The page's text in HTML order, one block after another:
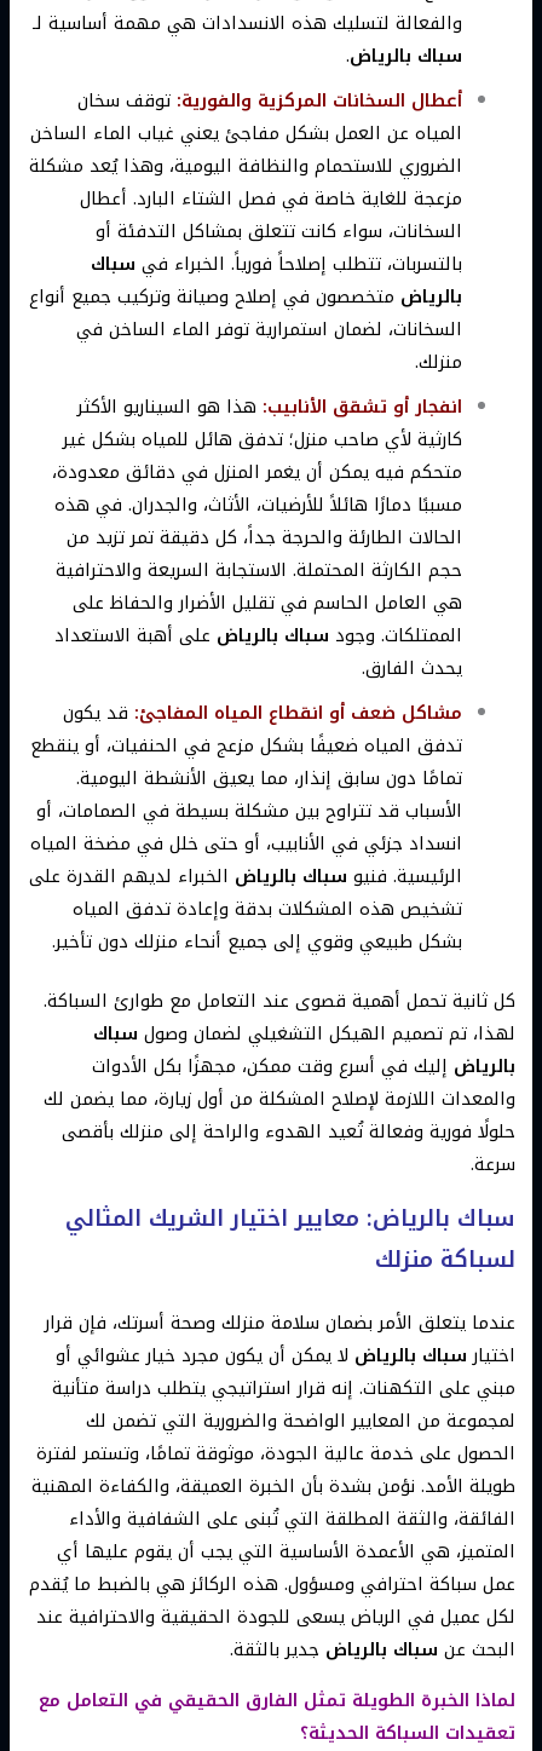
والفعالة لتسليك هذه الانسدادات هي مهمة أساسية لـ
سباك بالرياض.
أعطال السخانات المركزية والفورية: توقف سخان
المياه عن العمل بشكل مفاجئ يعني غياب الماء الساخن
الضروري للاستحمام والنظافة اليومية، وهذا يُعد مشكلة
مزعجة للغاية خاصة في فصل الشتاء البارد. أعطال
السخانات، سواء كانت تتعلق بمشاكل التدفئة أو
بالتسربات، تتطلب إصلاحاً فورياً. الخبراء في سباك
بالرياض متخصصون في إصلاح وصيانة وتركيب جميع أنواع
السخانات، لضمان استمرارية توفر الماء الساخن في
منزلك.
انفجار أو تشقق الأنابيب: هذا هو السيناريو الأكثر
كارثية لأي صاحب منزل؛ تدفق هائل للمياه بشكل غير
متحكم فيه يمكن أن يغمر المنزل في دقائق معدودة،
مسببًا دمارًا هائلاً للأرضيات، الأثاث، والجدران. في هذه
الحالات الطارئة والحرجة جداً، كل دقيقة تمر تزيد من
حجم الكارثة المحتملة. الاستجابة السريعة والاحترافية
هي العامل الحاسم في تقليل الأضرار والحفاظ على
الممتلكات. وجود سباك بالرياض على أهبة الاستعداد
يحدث الفارق.
مشاكل ضعف أو انقطاع المياه المفاجئ: قد يكون
تدفق المياه ضعيفًا بشكل مزعج في الحنفيات، أو ينقطع
تمامًا دون سابق إنذار، مما يعيق الأنشطة اليومية.
الأسباب قد تتراوح بين مشكلة بسيطة في الصمامات، أو
انسداد جزئي في الأنابيب، أو حتى خلل في مضخة المياه
الرئيسية. فنيو سباك بالرياض الخبراء لديهم القدرة على
تشخيص هذه المشكلات بدقة وإعادة تدفق المياه
بشكل طبيعي وقوي إلى جميع أنحاء منزلك دون تأخير.
كل ثانية تحمل أهمية قصوى عند التعامل مع طوارئ السباكة.
لهذا، تم تصميم الهيكل التشغيلي لضمان وصول سباك
بالرياض إليك في أسرع وقت ممكن، مجهزًا بكل الأدوات
والمعدات اللازمة لإصلاح المشكلة من أول زيارة، مما يضمن لك
حلولًا فورية وفعالة تُعيد الهدوء والراحة إلى منزلك بأقصى
سرعة.
سباك بالرياض: معايير اختيار الشريك المثالي
لسباكة منزلك
عندما يتعلق الأمر بضمان سلامة منزلك وصحة أسرتك، فإن قرار
اختيارسباك بالرياض لا يمكن أن يكون مجرد خيار عشوائي أو
مبني على التكهنات. إنه قرار استراتيجي يتطلب دراسة متأنية
لمجموعة من المعايير الواضحة والضرورية التي تضمن لك
الحصول على خدمة عالية الجودة، موثوقة تمامًا، وتستمر لفترة
طويلة الأمد. نؤمن بشدة بأن الخبرة العميقة، والكفاءة المهنية
الفائقة، والثقة المطلقة التي تُبنى على الشفافية والأداء
المتميز، هي الأعمدة الأساسية التي يجب أن يقوم عليها أي
عمل سباكة احترافي ومسؤول. هذه الركائز هي بالضبط ما يُقدم
لكل عميل في الرياض يسعى للجودة الحقيقية والاحترافية عند
البحث عن سباك بالرياض جدير بالثقة.
لماذا الخبرة الطويلة تمثل الفارق الحقيقي في التعامل مع
تعقيدات السباكة الحديثة؟